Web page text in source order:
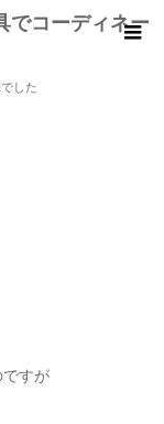
でコーディネー
した
すが